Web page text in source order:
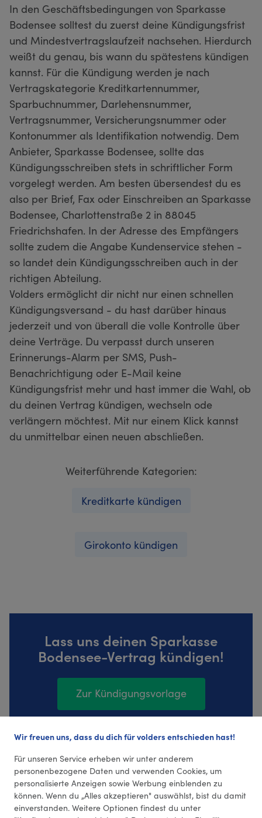
In den Geschäftsbedingungen von Sparkasse
Bodensee solltest du zuerst deine Kündigungsfrist
und Mindestvertragslaufzeit nachsehen. Hierdurch
weißt du genau, bis wann du spätestens kündigen
kannst. Für die Kündigung werden je nach
Vertragskategorie Kreditkartennummer,
Sparbuchnummer, Darlehensnummer,
Vertragsnummer, Versicherungsnummer oder
Kontonummer als Identifikation notwendig. Dem
Anbieter, Sparkasse Bodensee, sollte das
Kündigungsschreiben stets in schriftlicher Form
vorgelegt werden. Am besten übersendest du es
also per Brief, Fax oder Einschreiben an Sparkasse
Bodensee, Charlottenstraße 2 in 88045
Friedrichshafen. In der Adresse des Empfängers
sollte zudem die Angabe Kundenservice stehen -
so landet dein Kündigungsschreiben auch in der
richtigen Abteilung.
Volders ermöglicht dir nicht nur einen schnellen
Kündigungsversand - du hast darüber hinaus
jederzeit und von überall die volle Kontrolle über
deine Verträge. Du verpasst durch unseren
Erinnerungs-Alarm per SMS, Push-
Benachrichtigung oder E-Mail keine
Kündigungsfrist mehr und hast immer die Wahl, ob
du deinen Vertrag kündigen, wechseln ode
verlängern möchtest. Mit nur einem Klick kannst
du unmittelbar einen neuen abschließen.
Weiterführende Kategorien:
Kreditkarte kündigen
Girokonto kündigen
Lass uns deinen Sparkasse
Bodensee-Vertrag kündigen!
Zur Kündigungsvorlage
40 Bewertungen (4,45 Durchschnitt)
Wir freuen uns, dass du dich für volders entschieden hast!
Für unseren Service erheben wir unter anderem
personenbezogene Daten und verwenden Cookies, um
personalisierte Anzeigen sowie Werbung einblenden zu
können. Wenn du „Alles akzeptieren" auswählst, bist du damit
einverstanden. Weitere Optionen findest du unter